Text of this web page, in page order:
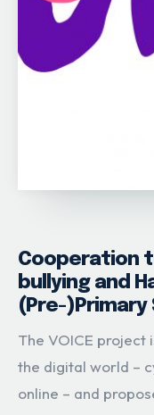
Cooperation
bullying and
(Pre-)Primary
The VOICE project
the digital world –
online – and